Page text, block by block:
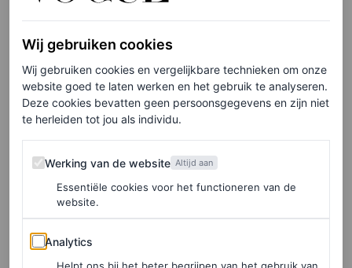
©GETTY IMAGES
8/22
1971
Wij gebruiken cookies
Wij gebruiken cookies en vergelijkbare technieken om onze
website goed te laten werken en het gebruik te analyseren.
Deze cookies bevatten geen persoonsgegevens en zijn niet
te herleiden tot jou als individu.
Werking van de website
Werking van de website Altijd aan
Essentiële cookies voor het functioneren van de
website.
Analytics
Analytics